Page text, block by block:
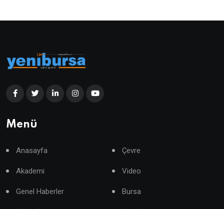
Menü
Anasayfa Çevre
Akademi Video
Genel Haberler Bursa